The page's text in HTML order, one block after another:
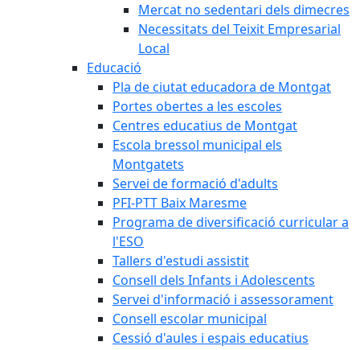
Mercat no sedentari dels dimecres
Necessitats del Teixit Empresarial
Local
Educació
Pla de ciutat educadora de Montgat
Portes obertes a les escoles
Centres educatius de Montgat
Escola bressol municipal els
Montgatets
Servei de formació d'adults
PFI-PTT Baix Maresme
Programa de diversificació curricular a
l'ESO
Tallers d'estudi assistit
Consell dels Infants i Adolescents
Servei d'informació i assessorament
Consell escolar municipal
Cessió d'aules i espais educatius